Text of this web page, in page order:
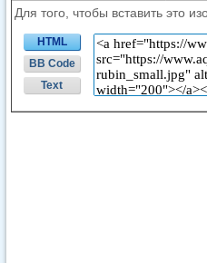
Для того, чтобы вставить это
HTML
BB Code
Text